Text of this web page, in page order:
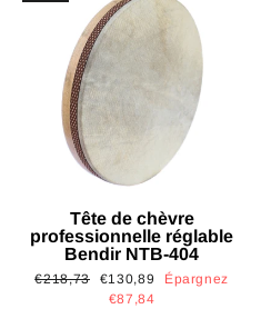
Tête de chèvre
professionnelle réglable
Bendir NTB-404
Prix
€218,73
Prix
réduit
€130,89
Épargnez
€87,84